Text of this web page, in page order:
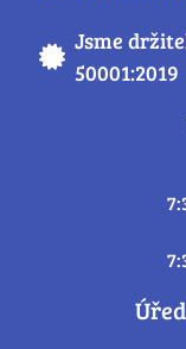
Jsme
50001:2019